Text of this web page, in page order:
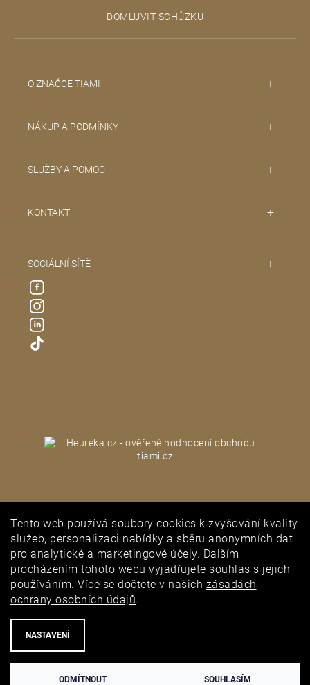
Tento web používá soubory cookies k zvyšování kvality
služeb, personalizaci nabídky a sběru anonymních dat
pro analytické a marketingové účely. Dalším
procházením tohoto webu vyjadřujete souhlas s jejich
používáním. Více se dočtete v našich zásadách
ochrany osobních údajů.
NASTAVENÍ
ODMÍTNOUT SOUHLASÍM
DOMLUVIT SCHŮZKU
O ZNAČCE TIAMI
NÁKUP A PODMÍNKY
SLUŽBY A POMOC
KONTAKT
SOCIÁLNÍ SÍTĚ
PUNCOVNÍ ÚŘAD